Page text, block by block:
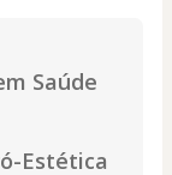
Saúde
Estética